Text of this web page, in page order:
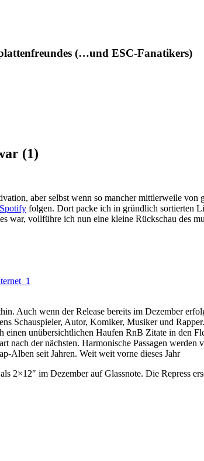
(…und ESC-Fanatikers)
(1)
aber selbst wenn so mancher mittlerweile
Spotify folgen. Dort packe ich in gründlich sortierten
war, vollführe ich nun eine kleine Rückschau des
Auch wenn der Release bereits im Dezember
Schauspieler, Autor, Komiker, Musiker und
unübersichtlichen Haufen RnB Zitate in den
nach der nächsten. Harmonische Passagen
Alben seit Jahren. Weit weit vorne dieses Jahr
2×12″ im Dezember auf Glassnote. Die Repress